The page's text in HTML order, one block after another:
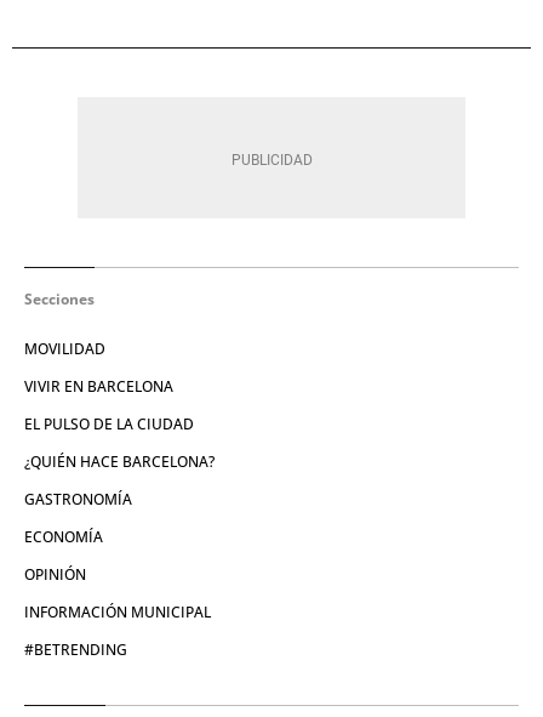
Secciones
MOVILIDAD
VIVIR EN BARCELONA
EL PULSO DE LA CIUDAD
¿QUIÉN HACE BARCELONA?
GASTRONOMÍA
ECONOMÍA
OPINIÓN
INFORMACIÓN MUNICIPAL
#BETRENDING